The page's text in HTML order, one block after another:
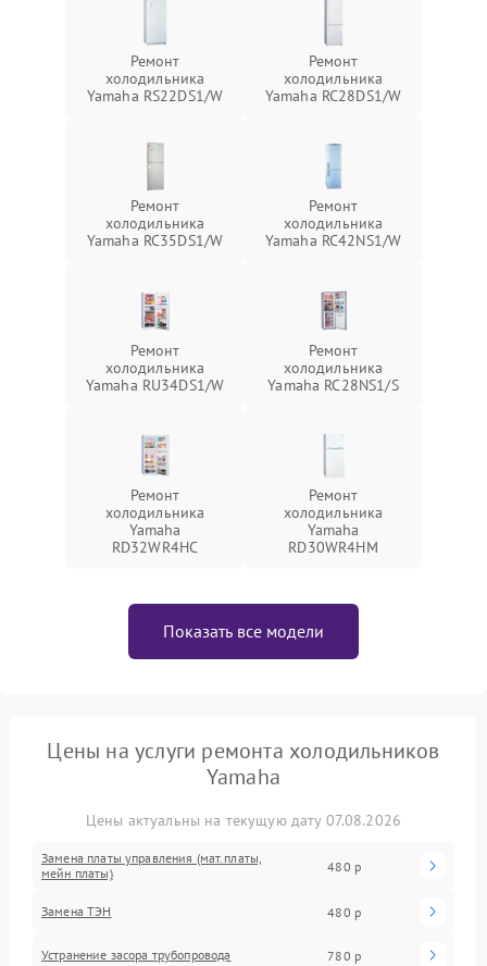
Ремонт
холодильника
Yamaha RS22DS1/W
Ремонт
холодильника
Yamaha RC28DS1/W
Ремонт
холодильника
Yamaha RC35DS1/W
Ремонт
холодильника
Yamaha RC42NS1/W
Ремонт
холодильника
Yamaha RU34DS1/W
Ремонт
холодильника
Yamaha RC28NS1/S
Ремонт
холодильника
Yamaha
RD32WR4HC
Ремонт
холодильника
Yamaha
RD30WR4HM
Показать все модели
Цены на услуги ремонта холодильников
Yamaha
Цены актуальны на текущую дату 07.08.2026
Замена платы управления (мат.платы,
мейн платы)
480 р
Замена ТЭН 480 р
Устранение засора трубопровода 780 р